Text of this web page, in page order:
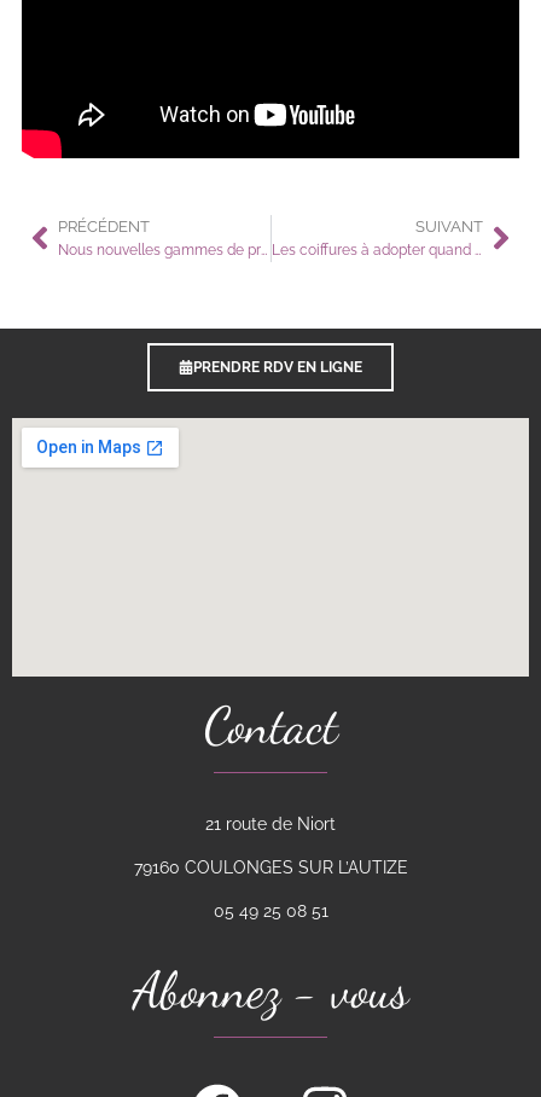
PRÉCÉDENT
Nous nouvelles gammes de produits en boutique
SUIVANT
Les coiffures à adopter quand il pleut
PRENDRE RDV EN LIGNE
Contact
21 route de Niort
79160 COULONGES SUR L’AUTIZE
05 49 25 08 51
Abonnez - vous